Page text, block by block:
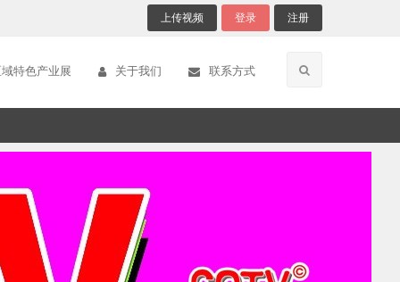
上传视频 登录 注册
特色产业展 关于我们 联系方式